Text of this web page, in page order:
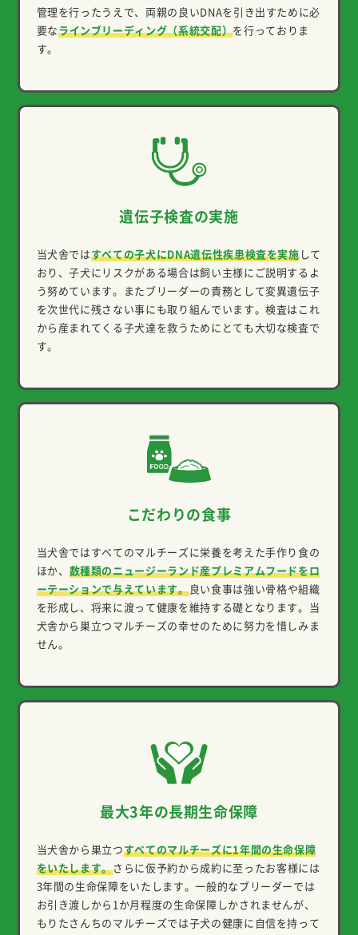
管理を行ったうえで、両親の良いDNAを引き出すために必
要なラインブリーディング（系統交配）を行っておりま
す。
遺伝子検査の実施
当犬舎ではすべての子犬にDNA遺伝性疾患検査を実施して
おり、子犬にリスクがある場合は飼い主様にご説明するよ
う努めています。またブリーダーの責務として変異遺伝子
を次世代に残さない事にも取り組んでいます。検査はこれ
から産まれてくる子犬達を救うためにとても大切な検査で
す。
こだわりの食事
当犬舎ではすべてのマルチーズに栄養を考えた手作り食の
ほか、 数種類のニュージーランド産プレミアムフードをロ
ーテーションで与えています。良い食事は強い骨格や組織
を形成し、将来に渡って健康を維持する礎となります。当
犬舎から巣立つマルチーズの幸せのために努力を惜しみま
せん。
最大3年の長期生命保障
当犬舎から巣立つすべてのマルチーズに1年間の生命保障
をいたします。さらに仮予約から成約に至ったお客様には
3年間の生命保障をいたします。一般的なブリーダーでは
お引き渡しから1か月程度の生命保障しかされませんが、
もりたさんちのマルチーズでは子犬の健康に自信を持って